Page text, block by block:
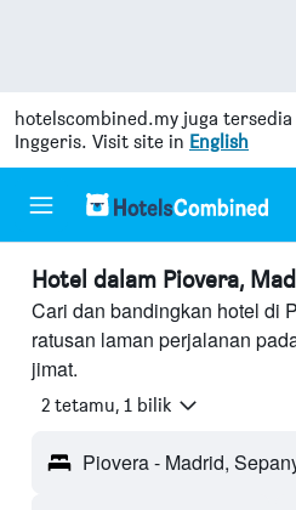
hotelscombined.my juga tersedia
Inggeris. Visit site in English
Hotel dalam Piovera,
Cari dan bandingkan hotel di
ratusan laman perjalanan
jimat.
2 tetamu, 1 bilik
Piovera - Madrid,